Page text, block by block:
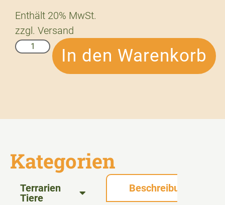
Enthält 20% MwSt.
zzgl. Versand
In den Warenkorb
Kategorien
Terrarien
Tiere
Beschreibung